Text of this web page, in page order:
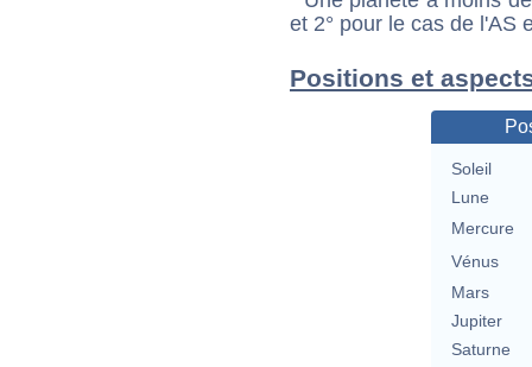
et 2° pour le cas de l'AS
Positions et
Soleil
Lune
Mercure
Vénus
Mars
Jupiter
Saturne